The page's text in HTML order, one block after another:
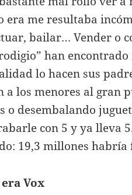
era me resultaba
bailar… Vender o
han encontrado
lo hacen sus
a los menores al gran
o desembalando
con 5 y ya lleva
19,3 millones habría
Vox